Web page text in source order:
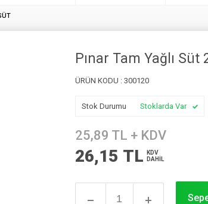
Pınar Tam Yağlı Süt
ÜRÜN KODU : 300120
Stok Durumu Stoklarda Var
25,89 TL + KDV
26,15 TL
KDV
DAHİL